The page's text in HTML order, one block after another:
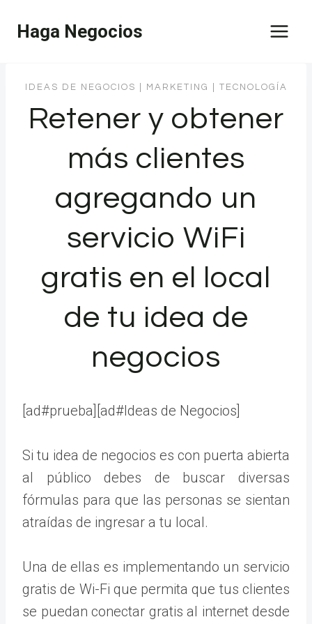
Haga Negocios
IDEAS DE NEGOCIOS MARKETING TECNOLOGÍA
Retener y obtener
más clientes
agregando un
servicio WiFi
gratis en el local
de tu idea de
negocios
[ad#prueba][ad#Ideas de Negocios]
Si tu idea de negocios es con puerta abierta
al público debes de buscar diversas
fórmulas para que las personas se sientan
atraídas de ingresar a tu local.
Una de ellas es implementando un servicio
gratis de Wi-Fi que permita que tus clientes
se puedan conectar gratis al internet desde